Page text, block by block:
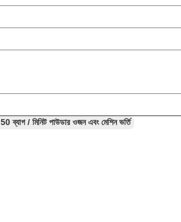
50 ব্যাগ / মিনিট পাউডার ওজন এবং মেশিন ভর্তি